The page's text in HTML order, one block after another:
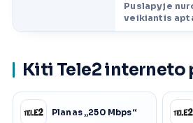
Puslapyje
veikiantis
Kiti Tele2 interneto
Planas „250 Mbps“